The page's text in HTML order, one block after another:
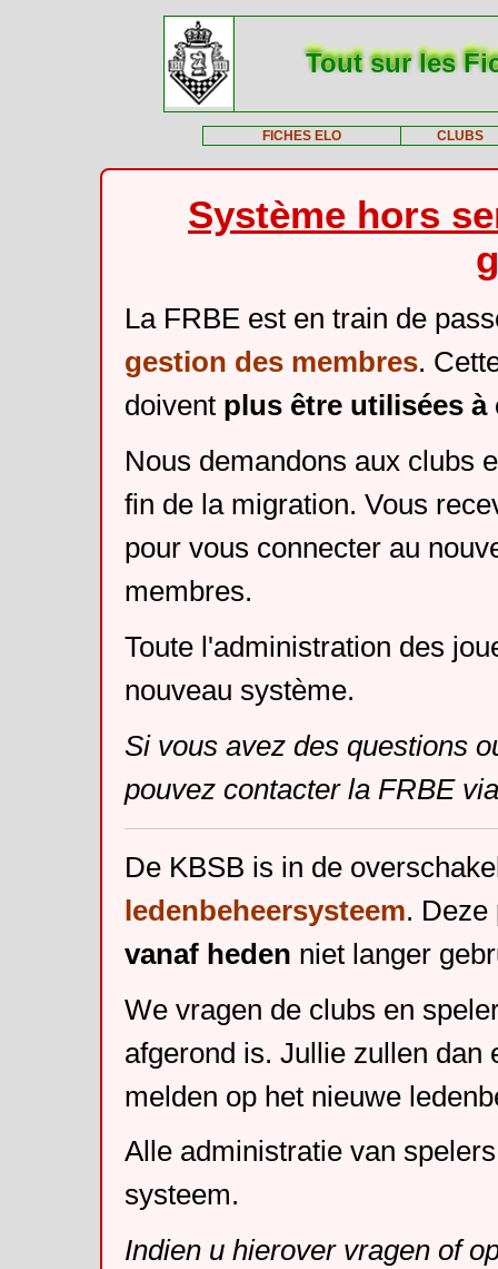
Tout sur les
FICHES ELO CLUBS
Système hors
La FRBE est en train de
gestion des membres.
doivent plus être utilisées
Nous demandons aux clubs
fin de la migration. Vous
pour vous connecter au
membres.
Toute l'administration des
nouveau système.
Si vous avez des questions
pouvez contacter la FRBE
De KBSB is in de
ledenbeheersysteem. Deze
vanaf heden niet langer
We vragen de clubs en
afgerond is. Jullie zullen dan
melden op het nieuwe
Alle administratie van
systeem.
Indien u hierover vragen of